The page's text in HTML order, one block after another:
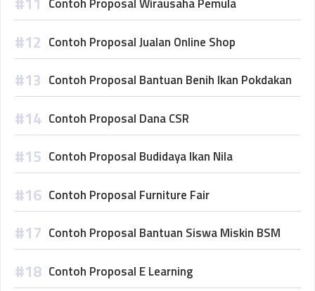
Contoh Proposal Jualan Online Shop
Contoh Proposal Bantuan Benih Ikan Pokdakan
Contoh Proposal Dana CSR
Contoh Proposal Budidaya Ikan Nila
Contoh Proposal Furniture Fair
Contoh Proposal Bantuan Siswa Miskin BSM
Contoh Proposal E Learning